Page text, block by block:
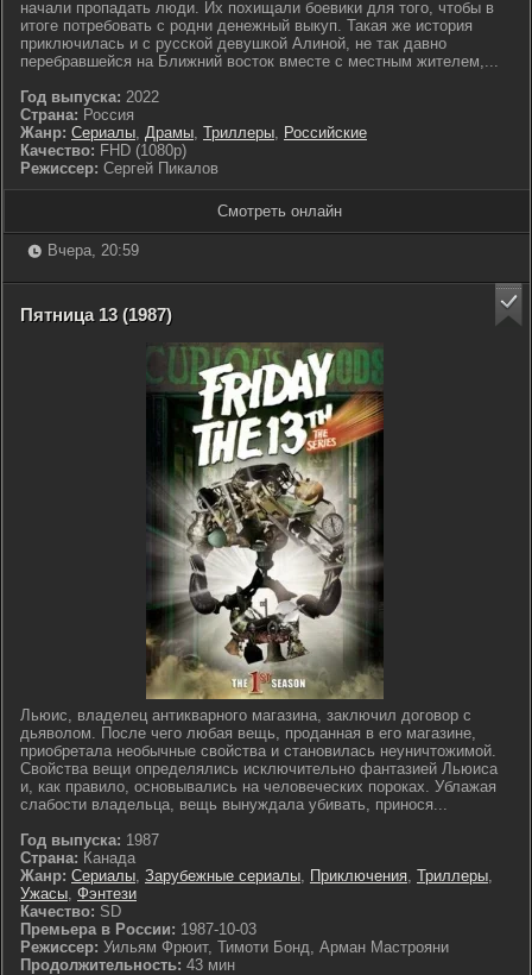
начали пропадать люди. Их похищали боевики для того, чтобы в
итоге потребовать с родни денежный выкуп. Такая же история
приключилась и с русской девушкой Алиной, не так давно
перебравшейся на Ближний восток вместе с местным жителем,...
Год выпуска: 2022
Страна: Россия
Жанр: Сериалы, Драмы, Триллеры, Российские
Качество: FHD (1080p)
Режиссер: Сергей Пикалов
Смотреть онлайн
Вчера, 20:59
Пятница 13 (1987)
Льюис, владелец антикварного магазина, заключил договор с
дьяволом. После чего любая вещь, проданная в его магазине,
приобретала необычные свойства и становилась неуничтожимой.
Свойства вещи определялись исключительно фантазией Льюиса
и, как правило, основывались на человеческих пороках. Ублажая
слабости владельца, вещь вынуждала убивать, принося...
Год выпуска: 1987
Страна: Канада
Жанр: Сериалы, Зарубежные сериалы, Приключения, Триллеры,
Ужасы, Фэнтези
Качество: SD
Премьера в России: 1987-10-03
Режиссер: Уильям Фрюит, Тимоти Бонд, Арман Мастрояни
Продолжительность: 43 мин